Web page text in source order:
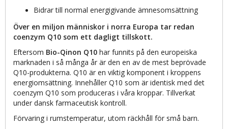
Bidrar till normal energigivande ämnesomsättning
Över en miljon människor i norra Europa tar redan
coenzym Q10 som ett dagligt tillskott.
Eftersom Bio-Qinon Q10 har funnits på den europeiska
marknaden i så många år är den en av de mest beprövade
Q10-produkterna. Q10 är en viktig komponent i kroppens
energiomsättning. Innehåller Q10 som är identisk med det
coenzym Q10 som produceras i våra kroppar. Tillverkat
under dansk farmaceutisk kontroll.
Förvaring i rumstemperatur, utom räckhåll för små barn.